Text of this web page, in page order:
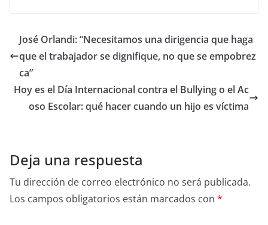
José Orlandi: “Necesitamos una dirigencia que haga
que el trabajador se dignifique, no que se empobrez
ca”
Hoy es el Día Internacional contra el Bullying o el Ac
oso Escolar: qué hacer cuando un hijo es víctima
Deja una respuesta
Tu dirección de correo electrónico no será publicada.
Los campos obligatorios están marcados con *